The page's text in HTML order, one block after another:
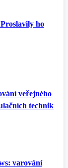
ho
veřejného
technik
varování